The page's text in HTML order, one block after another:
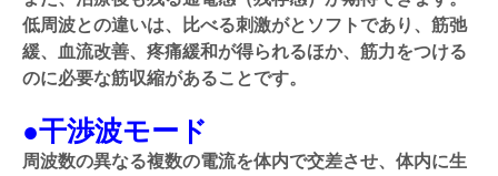
低周波との違いは、比べる刺激がとソフトであり、 筋弛
緩、血流改善、疼痛緩和が得られるほか、筋力をつける
のに必要な筋収縮があることです。
●干渉波モード
周波数の異なる複数の電流を体内で交差させ、体内に生